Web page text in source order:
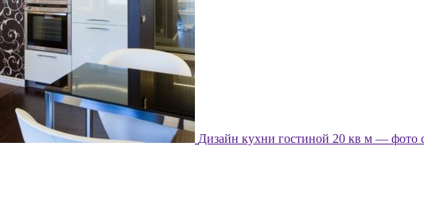
Дизайн кухни гостиной 20 кв м — фото